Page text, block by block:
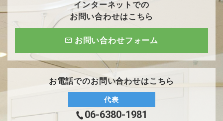
インターネットでの
お問い合わせはこちら
お問い合わせフォーム
お電話でのお問い合わせはこちら
代表
06-6380-1981